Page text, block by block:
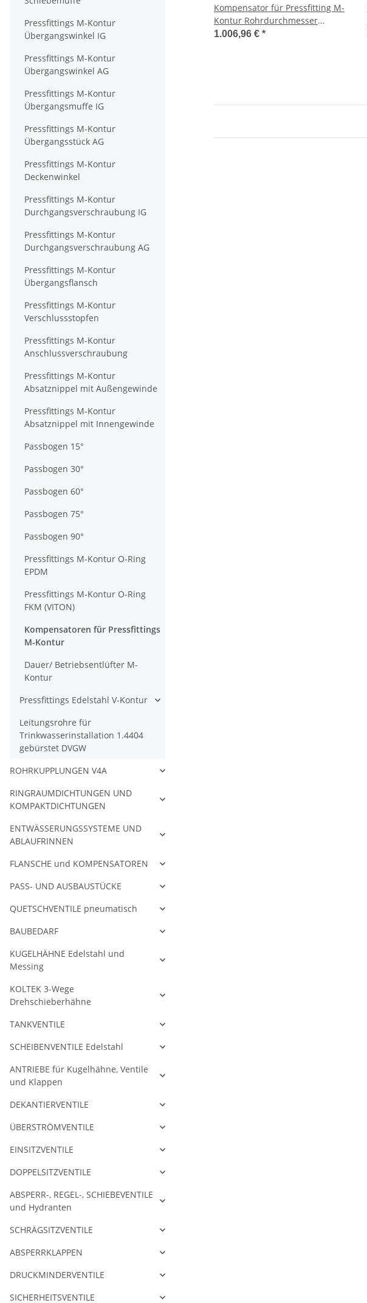
Kompensator für Pressfitting M-
Kontur Rohrdurchmesser
1.006,96 € *
Pressfittings M-Kontur
Übergangswinkel IG
Pressfittings M-Kontur
Übergangswinkel AG
Pressfittings M-Kontur
Übergangsmuffe IG
Pressfittings M-Kontur
Übergangsstück AG
Pressfittings M-Kontur
Deckenwinkel
Pressfittings M-Kontur
Durchgangsverschraubung IG
Pressfittings M-Kontur
Durchgangsverschraubung AG
Pressfittings M-Kontur
Übergangsflansch
Pressfittings M-Kontur
Verschlussstopfen
Pressfittings M-Kontur
Anschlussverschraubung
Pressfittings M-Kontur
Absatznippel mit Außengewinde
Pressfittings M-Kontur
Absatznippel mit Innengewinde
Passbogen 15°
Passbogen 30°
Passbogen 60°
Passbogen 75°
Passbogen 90°
Pressfittings M-Kontur O-Ring
EPDM
Pressfittings M-Kontur O-Ring
FKM (VITON)
Kompensatoren für Pressfittings
M-Kontur
Dauer/ Betriebsentlüfter M-
Kontur
Pressfittings Edelstahl V-Kontur
Leitungsrohre für
Trinkwasserinstallation 1.4404
gebürstet DVGW
ROHRKUPPLUNGEN V4A
RINGRAUMDICHTUNGEN UND
KOMPAKTDICHTUNGEN
ENTWÄSSERUNGSSYSTEME UND
ABLAUFRINNEN
FLANSCHE und KOMPENSATOREN
PASS- UND AUSBAUSTÜCKE
QUETSCHVENTILE pneumatisch
BAUBEDARF
KUGELHÄHNE Edelstahl und
Messing
KOLTEK 3-Wege
Drehschieberhähne
TANKVENTILE
SCHEIBENVENTILE Edelstahl
ANTRIEBE für Kugelhähne, Ventile
und Klappen
DEKANTIERVENTILE
ÜBERSTRÖMVENTILE
EINSITZVENTILE
DOPPELSITZVENTILE
ABSPERR-, REGEL-, SCHIEBEVENTILE
und Hydranten
SCHRÄGSITZVENTILE
ABSPERRKLAPPEN
DRUCKMINDERVENTILE
SICHERHEITSVENTILE